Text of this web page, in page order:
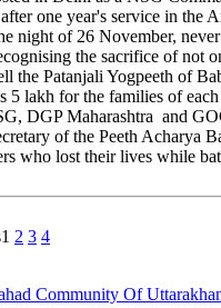
one year's service in the
night of 26 November,
the sacrifice of not
the Patanjali Yogpeeth of
5 lakh for the families of
DGP Maharashtra and
of the Peeth Acharya
who lost their lives while
1 2 3 4
Community Of